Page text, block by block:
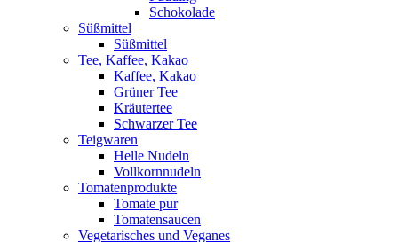
Schokolade
Süßmittel
Süßmittel
Tee, Kaffee, Kakao
Kaffee, Kakao
Grüner Tee
Kräutertee
Schwarzer Tee
Teigwaren
Helle Nudeln
Vollkornnudeln
Tomatenprodukte
Tomate pur
Tomatensaucen
Vegetarisches und Veganes